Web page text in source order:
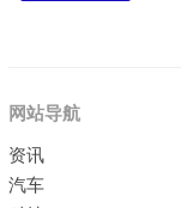
网站导航
资讯
汽车